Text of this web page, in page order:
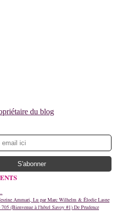
du blog
Ammari, Lu par Marc Wilhelm & Élodie Lasne
(Bienvenue à l'hôtel Savoy #1) De Prudence